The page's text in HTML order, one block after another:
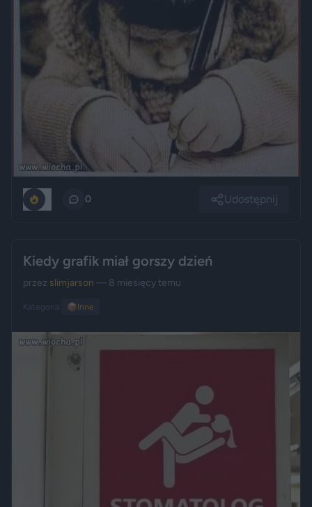
0 Udostępnij
Kiedy grafik miał gorszy dzień
przez slimjarson — 8 miesięcy temu
Kategoria: 📦 Inne